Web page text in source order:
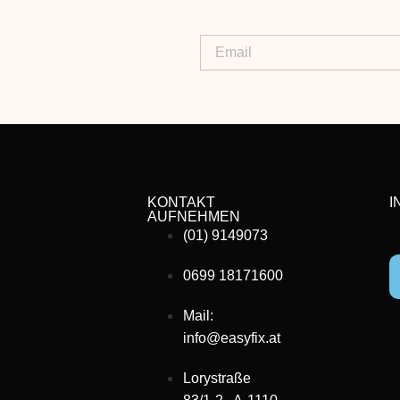
KONTAKT
AUFNEHMEN
(01) 9149073
0699 18171600
Mail:
info@easyfix.at
Lorystraße